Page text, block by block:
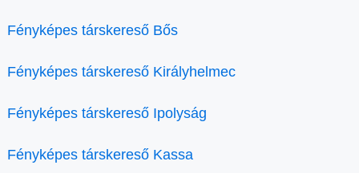
Fényképes társkereső Bős
Fényképes társkereső Királyhelmec
Fényképes társkereső Ipolyság
Fényképes társkereső Kassa